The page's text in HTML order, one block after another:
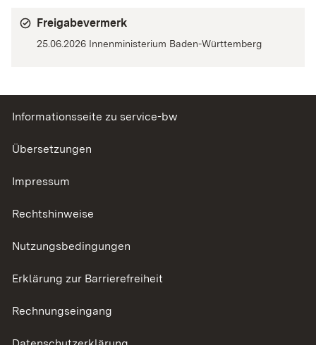
Freigabevermerk
25.06.2026 Innenministerium Baden-Württemberg
Informationsseite zu service-bw
Übersetzungen
Impressum
Rechtshinweise
Nutzungsbedingungen
Erklärung zur Barrierefreiheit
Rechnungseingang